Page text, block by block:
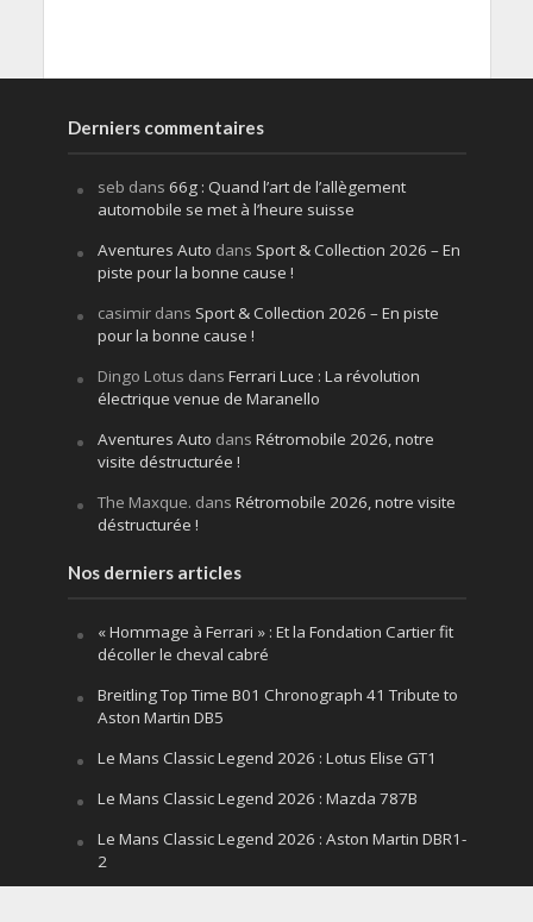
Derniers commentaires
seb dans 66g : Quand l’art de l’allègement
automobile se met à l’heure suisse
Aventures Auto dans Sport & Collection 2026 – En
piste pour la bonne cause !
casimirdans Sport & Collection 2026 – En piste
pour la bonne cause !
Dingo Lotus dans Ferrari Luce : La révolution
électrique venue de Maranello
Aventures Auto dans Rétromobile 2026, notre
visite déstructurée !
The Maxque. dans Rétromobile 2026, notre visite
déstructurée !
Nos derniers articles
« Hommage à Ferrari » : Et la Fondation Cartier fit
décoller le cheval cabré
Breitling Top Time B01 Chronograph 41 Tribute to
Aston Martin DB5
Le Mans Classic Legend 2026 : Lotus Elise GT1
Le Mans Classic Legend 2026 : Mazda 787B
Le Mans Classic Legend 2026 : Aston Martin DBR1-
2